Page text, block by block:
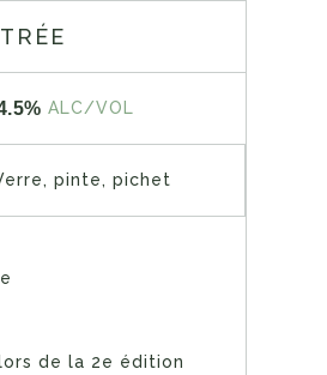
ALC/VOL
pinte, pichet
de la 2e édition